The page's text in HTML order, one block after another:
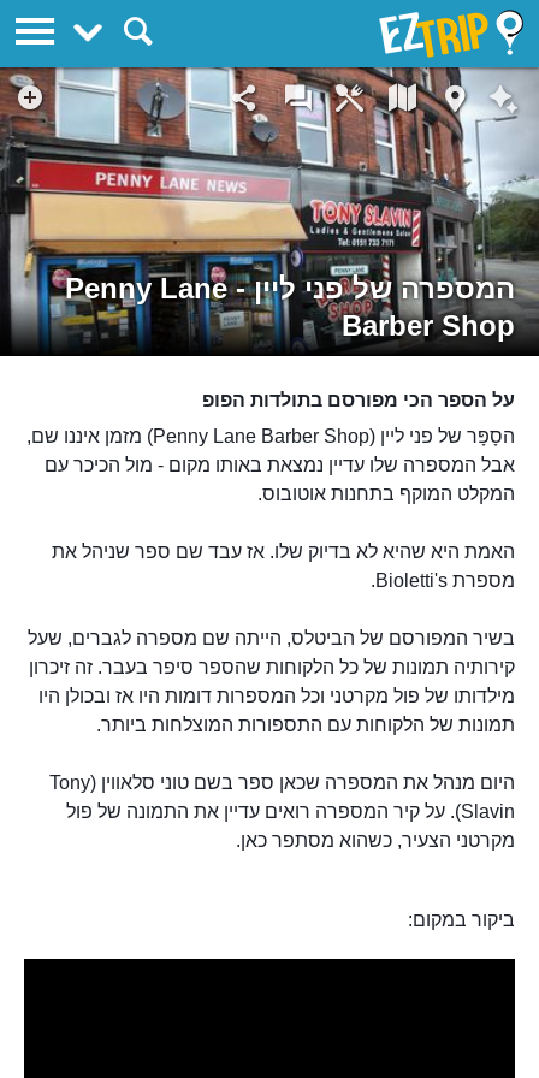
המספרה של פני ליין - Penny Lane
Barber Shop
על הספר הכי מפורסם בתולדות הפופ
הסָפָּר של פני ליין (Penny Lane Barber Shop) מזמן איננו שם,
אבל המספרה שלו עדיין נמצאת באותו מקום - מול הכיכר עם
המקלט המוקף בתחנות אוטובוס.
האמת היא שהיא לא בדיוק שלו. אז עבד שם ספר שניהל את
מספרת Bioletti's.
בשיר המפורסם של הביטלס, הייתה שם מספרה לגברים, שעל
קירותיה תמונות של כל הלקוחות שהספר סיפר בעבר. זה זיכרון
מילדותו של פול מקרטני וכל המספרות דומות היו אז ובכולן היו
תמונות של הלקוחות עם התספורות המוצלחות ביותר.
היום מנהל את המספרה שכאן ספר בשם טוני סלאווין (Tony
Slavin). על קיר המספרה רואים עדיין את התמונה של פול
מקרטני הצעיר, כשהוא מסתפר כאן.
ביקור במקום:
EZTrip